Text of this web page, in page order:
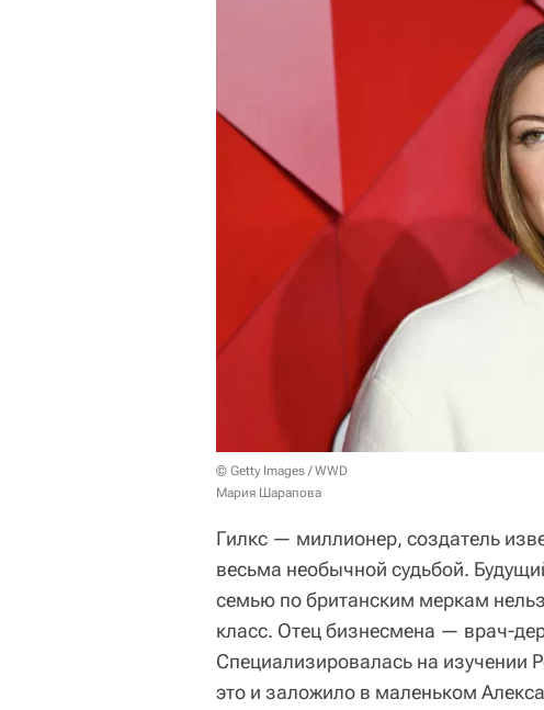
© Getty Images / WWD
Мария Шарапова
Гилкс — миллионер, создатель
весьма необычной судьбой.
семью по британским меркам
класс. Отец бизнесмена — врач-
Специализировалась на изучении
это и заложило в маленьком